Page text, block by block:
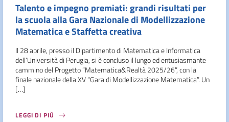
Talento e impegno premiati: grandi risultati per
la scuola alla Gara Nazionale di Modellizzazione
Matematica e Staffetta creativa
Il 28 aprile, presso il Dipartimento di Matematica e Informatica
dell’Università di Perugia, si è concluso il lungo ed entusiasmante
cammino del Progetto “Matematica&Realtà 2025/26”, con la
finale nazionale della XV “Gara di Modellizzazione Matematica”. Un
[…]
LEGGI DI PIÙ